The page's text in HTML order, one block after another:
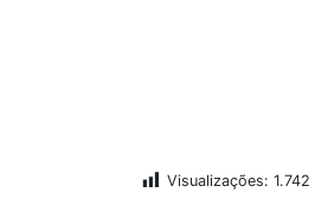
Visualizações: 1.742